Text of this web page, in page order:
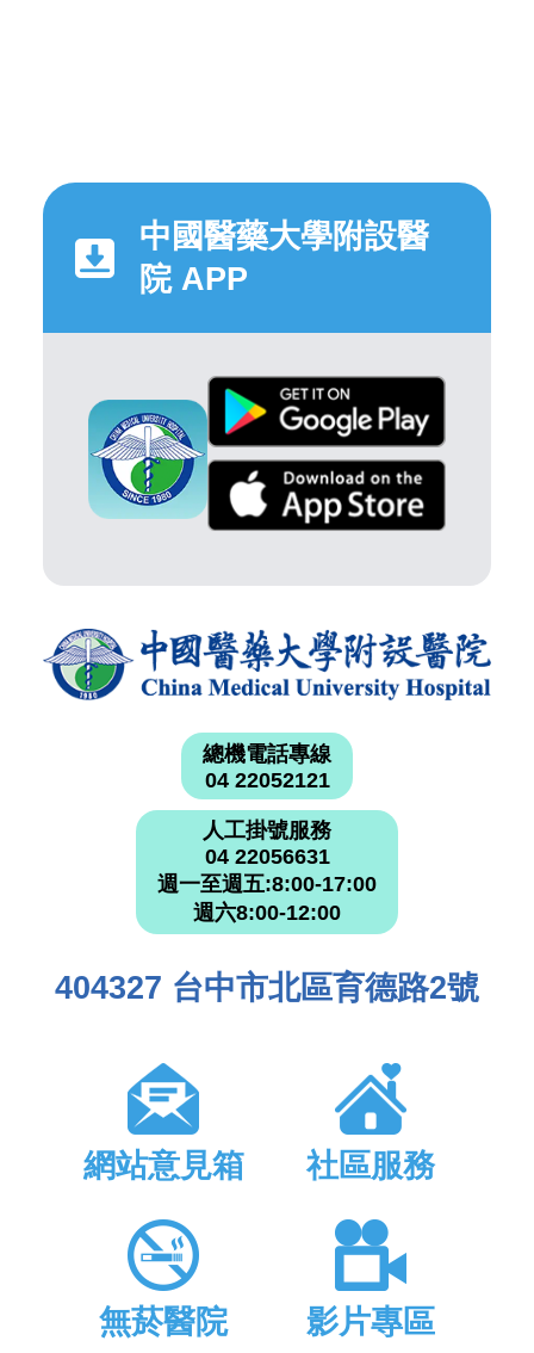
中國醫藥大學附設醫
院 APP
總機電話專線
04 22052121
人工掛號服務
04 22056631
週一至週五:8:00-17:00
週六8:00-12:00
404327 台中市北區育德路2號
網站意見箱 社區服務
無菸醫院 影片專區